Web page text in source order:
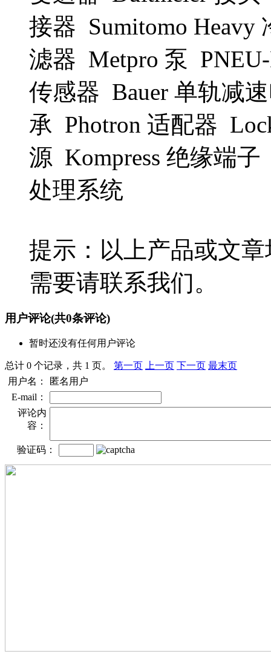
接器 Sumitomo
滤器 Metpro 泵
传感器 Bauer 单轨减
承 Photron 适配器
源 Kompress 绝缘端子
处理系统
提示：以上产品或文
需要请联系我们。
用户评论(共0条评论)
暂时还没有任何用户评论
总计 0 个记录，共 1 页。 第一页 上一页 下一页 最末页
用户名：
匿名用户
E-mail：
评论内
容：
验证码：